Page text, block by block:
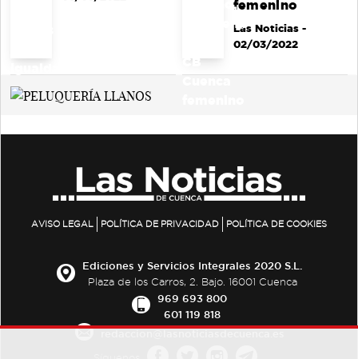
femenino
Las Noticias-
02/03/2022
AVISO LEGAL POLÍTICA DE PRIVACIDAD POLÍTICA DE COOKIES
Ediciones y Servicios Integrales 2020 S.L.
Plaza de los Carros, 2. Bajo. 16001 Cuenca
969 693 800
601 119 818